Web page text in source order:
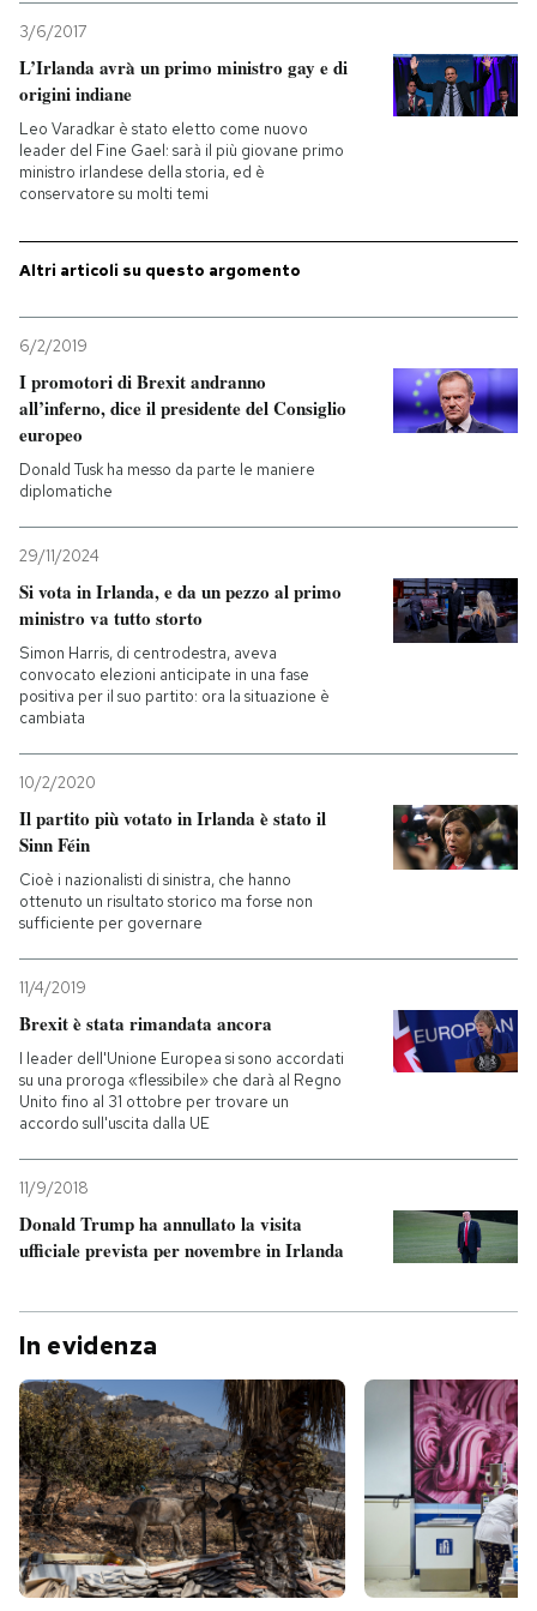
3/6/2017
L’Irlanda avrà un primo ministro gay e di
origini indiane
Leo Varadkar è stato eletto come nuovo
leader del Fine Gael: sarà il più giovane primo
ministro irlandese della storia, ed è
conservatore su molti temi
Altri articoli su questo argomento
6/2/2019
I promotori di Brexit andranno
all’inferno, dice il presidente del Consiglio
europeo
Donald Tusk ha messo da parte le maniere
diplomatiche
29/11/2024
Si vota in Irlanda, e da un pezzo al primo
ministro va tutto storto
Simon Harris, di centrodestra, aveva
convocato elezioni anticipate in una fase
positiva per il suo partito: ora la situazione è
cambiata
10/2/2020
Il partito più votato in Irlanda è stato il
Sinn Féin
Cioè i nazionalisti di sinistra, che hanno
ottenuto un risultato storico ma forse non
sufficiente per governare
11/4/2019
Brexit è stata rimandata ancora
I leader dell'Unione Europea si sono accordati
su una proroga «flessibile» che darà al Regno
Unito fino al 31 ottobre per trovare un
accordo sull'uscita dalla UE
11/9/2018
Donald Trump ha annullato la visita
ufficiale prevista per novembre in Irlanda
In evidenza